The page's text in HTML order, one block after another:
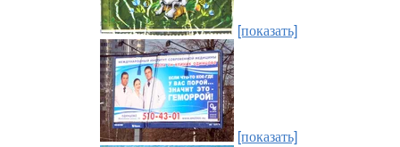
[показать]
[показать]